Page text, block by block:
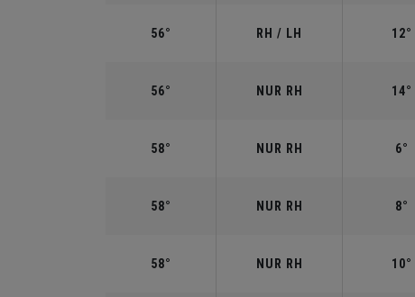
56° RH / LH 12°
56° NUR RH 14°
58° NUR RH 6°
58° NUR RH 8°
58° NUR RH 10°